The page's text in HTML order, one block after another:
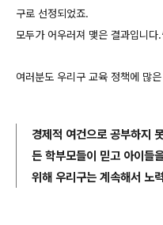
구로 선정되었죠.
모두가 어우러져 맺은 결과입니
여러분도 우리구 교육 정책에 많
경제적 여건으로 공부하지
든 학부모들이 믿고 아이들
위해 우리구는 계속해서 노